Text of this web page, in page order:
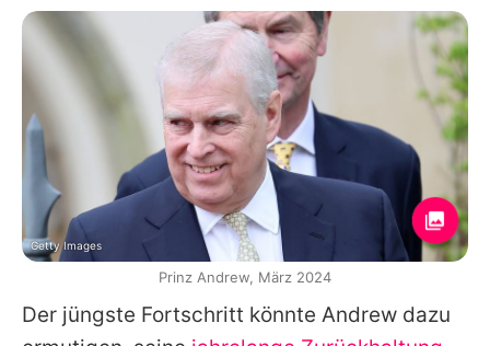
Der jüngste Fortschritt könnte Andrew dazu
Getty Images
Prinz Andrew, März 2024